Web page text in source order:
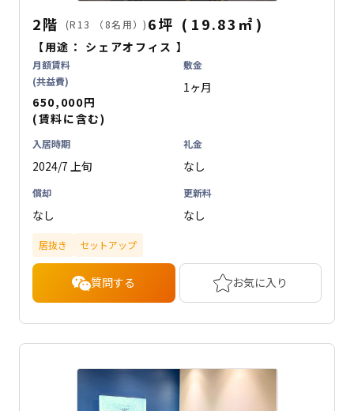
2階 (R13 （8名用）) 6坪 ( 19.83 ㎡ )
【用途： シェアオフィス 】
月額賃料
(共益費)
650,000円
(賃料に含む)
敷金
1ヶ月
入居時期
2024/7 上旬
礼金
なし
償却
なし
更新料
なし
居抜き セットアップ
質問する お気に入り